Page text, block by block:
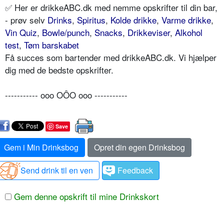
✅ Her er drikkeABC.dk med nemme opskrifter til din bar,
- prøv selv Drinks, Spiritus, Kolde drikke, Varme drikke,
Vin Quiz, Bowle/punch, Snacks, Drikkeviser, Alkohol
test, Tøm barskabet
Få succes som bartender med drikkeABC.dk. Vi hjælper
dig med de bedste opskrifter.
----------- ooo OÔO ooo -----------
Save
Gem i Min Drinksbog
Opret din egen Drinksbog
Send drink til en ven
Feedback
Gem denne opskrift til mine Drinkskort